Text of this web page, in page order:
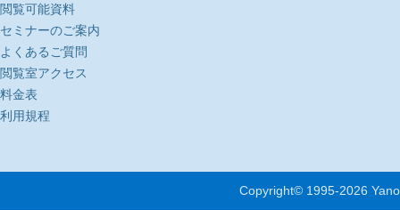
閲覧可能資料
セミナーのご案内
よくあるご質問
閲覧室アクセス
料金表
利用規程
Copyright© 1995-2026